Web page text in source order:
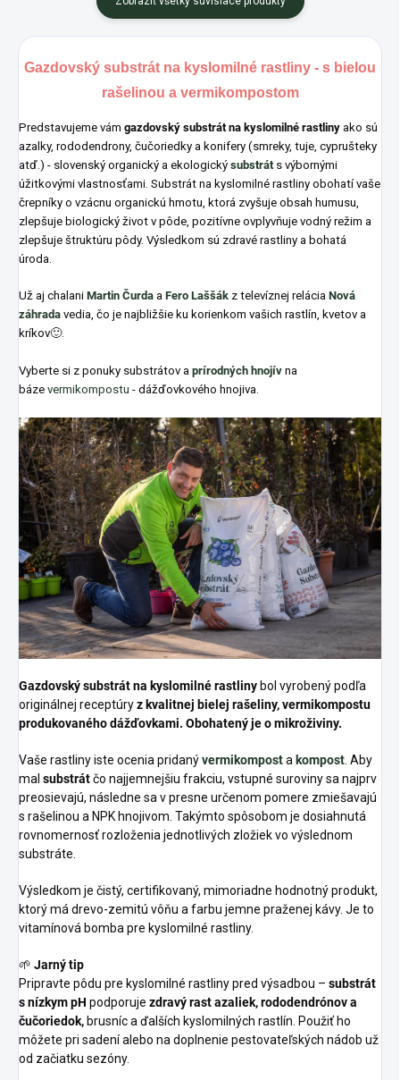
Gazdovský substrát na kyslomilné rastliny - s bielou
rašelinou a vermikompostom
Predstavujeme vám gazdovský substrát na kyslomilné rastliny ako sú
azalky, rododendrony, čučoriedky a konifery (smreky, tuje, cyprušteky
atď.) - slovenský organický a ekologický substrát s výbornými
úžitkovými vlastnosťami. Substrát na kyslomilné rastliny obohatí vaše
črepníky o vzácnu organickú hmotu, ktorá zvyšuje obsah humusu,
zlepšuje biologický život v pôde, pozitívne ovplyvňuje vodný režim a
zlepšuje štruktúru pôdy. Výsledkom sú zdravé rastliny a bohatá
úroda.
Už aj chalani Martin Čurda a Fero Laššák z televíznej relácia Nová
záhrada vedia, čo je najbližšie ku korienkom vašich rastlín, kvetov a
kríkov🙂.
Vyberte si z ponuky substrátov a prírodných hnojív na
báze vermikompostu - dážďovkového hnojiva.
Gazdovský substrát na kyslomilné rastliny bol vyrobený podľa
originálnej receptúryz kvalitnej bielej rašeliny, vermikompostu
produkovaného dážďovkami. Obohatený je o mikroživiny.
Vaše rastliny iste ocenia pridanývermikomposta kompost. Aby
mal substrátčo najjemnejšiu frakciu, vstupné suroviny sa najprv
preosievajú, následne sa v presne určenom pomere zmiešavajú
s rašelinou a NPK hnojivom. Takýmto spôsobom je dosiahnutá
rovnomernosť rozloženia jednotlivých zložiek vo výslednom
substráte.
Výsledkom je čistý, certifikovaný, mimoriadne hodnotný produkt,
ktorý má drevo-zemitú vôňu a farbu jemne praženej kávy. Je to
vitamínová bomba pre kyslomilné rastliny.
🌱 Jarný tip
Pripravte pôdu pre kyslomilné rastliny pred výsadbou – substrát
s nízkym pH podporuje zdravý rast azaliek, rododendrónov a
čučoriedok, brusníc a ďalších kyslomilných rastlín. Použiť ho
môžete pri sadení alebo na doplnenie pestovateľských nádob už
od začiatku sezóny.